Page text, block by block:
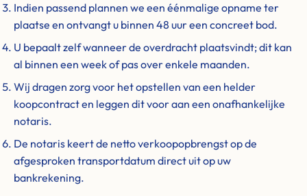
Indien passend plannen we een éénmalige opname ter
plaatse en ontvangt u binnen 48 uur een concreet bod.
U bepaalt zelf wanneer de overdracht plaatsvindt; dit kan
al binnen een week of pas over enkele maanden.
Wij dragen zorg voor het opstellen van een helder
koopcontract en leggen dit voor aan een onafhankelijke
notaris.
De notaris keert de netto verkoopopbrengst op de
afgesproken transportdatum direct uit op uw
bankrekening.